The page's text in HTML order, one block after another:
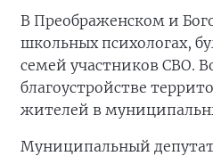
В Преображенском и
школьных психологах,
семей участников СВО.
благоустройстве
жителей в
Муниципальный